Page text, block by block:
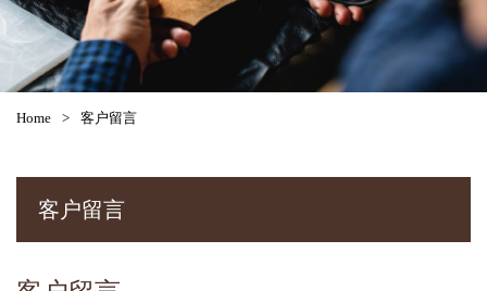
Home > 客户留言
客户留言